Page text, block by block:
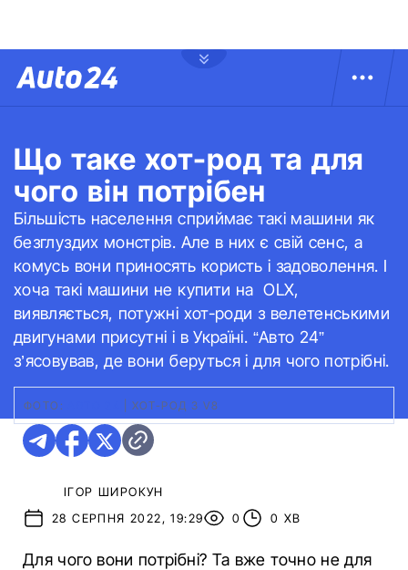
Що таке хот-род та для
чого він потрібен
Більшість населення сприймає такі машини як
безглуздих монстрів. Але в них є свій сенс, а
комусь вони приносять користь і задоволення. І
хоча такі машини не купити на OLX,
виявляється, потужні хот-роди з велетенськими
двигунами присутні і в Україні. “Авто 24”
з’ясовував, де вони беруться і для чого потрібні.
ФОТО: ХОТ-РОД З V8
ІГОР ШИРОКУН
28 СЕРПНЯ 2022, 19:29
0 0 ХВ
Для чого вони потрібні? Та вже точно не для